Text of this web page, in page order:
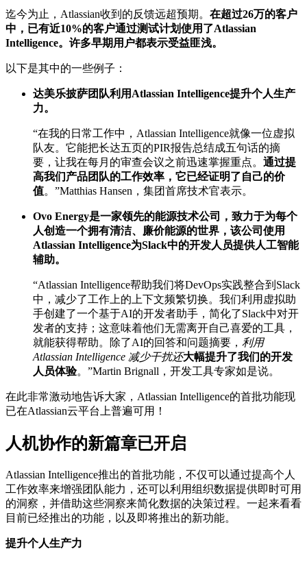
迄今为止，Atlassian收到的反馈远超预期。 在超过26万的客户
中，已有近10%的客户通过测试计划使用了Atlassian
Intelligence。许多早期用户都表示受益匪浅。
以下是其中的一些例子：
达美乐披萨团队利用Atlassian Intelligence提升个人生产
力。
“在我的日常工作中，Atlassian Intelligence就像一位虚拟
队友。它能把长达五页的PIR报告总结成五句话的摘
要，让我在每月的审查会议之前迅速掌握重点。 通过提
高我们产品团队的工作效率，它已经证明了自己的价
值。”Matthias Hansen，集团首席技术官表示。
Ovo Energy是一家领先的能源技术公司，致力于为每个
人创造一个拥有清洁、廉价能源的世界，该公司使用
Atlassian Intelligence为Slack中的开发人员提供人工智能
辅助。
“Atlassian Intelligence帮助我们将DevOps实践整合到Slack
中，减少了工作上的上下文频繁切换。我们利用虚拟助
手创建了一个基于AI的开发者助手，简化了Slack中对开
发者的支持；这意味着他们无需离开自己喜爱的工具，
就能获得帮助。除了AI的回答和问题摘要， 利用
Atlassian Intelligence 减少干扰还大幅提升了我们的开发
人员体验。”Martin Brignall，开发工具专家如是说。
在此非常激动地告诉大家，Atlassian Intelligence的首批功能现
已在Atlassian云平台上普遍可用！
人机协作的新篇章已开启
Atlassian Intelligence推出的首批功能，不仅可以通过提高个人
工作效率来增强团队能力，还可以利用组织数据提供即时可用
的洞察，并借助这些洞察来简化数据的决策过程。一起来看看
目前已经推出的功能，以及即将推出的新功能。
提升个人生产力